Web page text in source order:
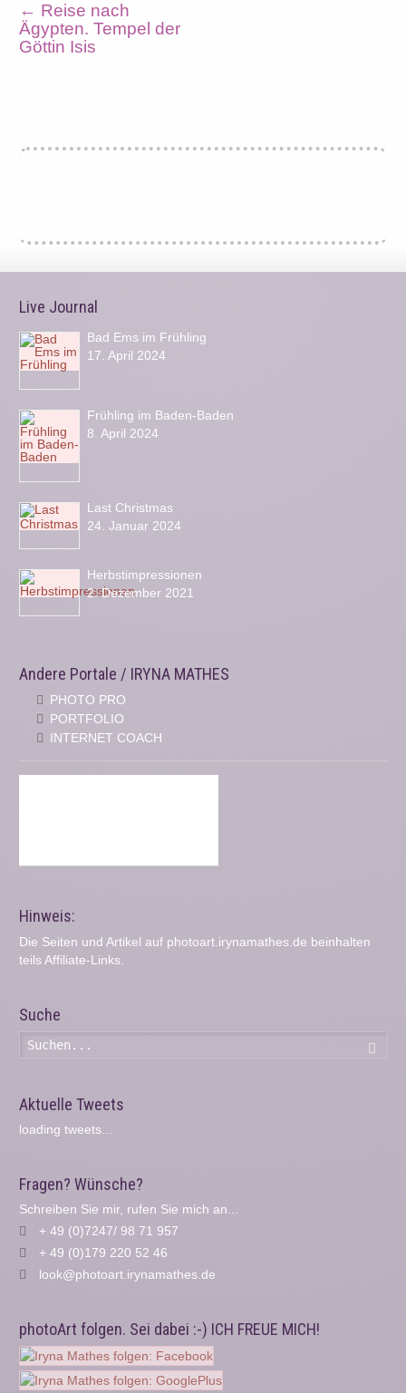
← Reise nach
Ägypten. Tempel der
Göttin Isis
Live Journal
Bad Ems im Frühling
17. April 2024
Frühling im Baden-Baden
8. April 2024
Last Christmas
24. Januar 2024
Herbstimpressionen
2. Dezember 2021
Andere Portale / IRYNA MATHES
PHOTO PRO
PORTFOLIO
INTERNET COACH
Hinweis:
Die Seiten und Artikel auf photoart.irynamathes.de beinhalten
teils Affiliate-Links.
Suche
Aktuelle Tweets
loading tweets...
Fragen? Wünsche?
Schreiben Sie mir, rufen Sie mich an...
+ 49 (0)7247/ 98 71 957
+ 49 (0)179 220 52 46
look@photoart.irynamathes.de
photoArt folgen. Sei dabei :-) ICH FREUE MICH!